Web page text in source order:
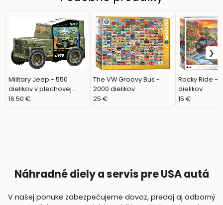
Military Jeep - 550
dielikov v plechovej
nádobe
16.50 €
The VW Groovy Bus -
2000 dielikov
25 €
Rocky Ride -
dielikov
15 €
Náhradné diely a servis pre USA autá
V našej ponuke zabezpečujeme dovoz, predaj aj odborný